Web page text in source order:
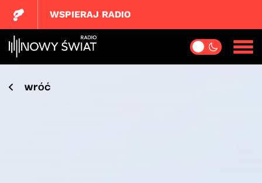
WSPIERAJ RADIO
wróć